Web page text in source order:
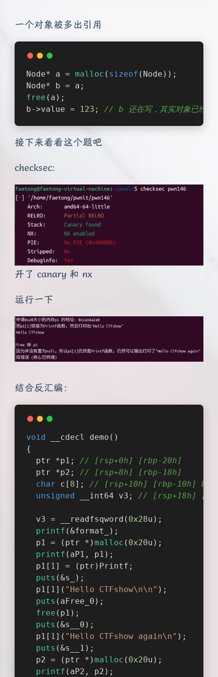
一个对象被多出引用
Node* a = malloc ( sizeof (Node));
Node* b = a;
free (a);
b->value =
123 ; // b 还在写，其实对象已经
接下来看看这个题吧
checksec:
开了 canary 和 nx
运行一下
结合反汇编：
void __cdecl demo ()
{
  ptr *p1;
// [rsp+0h] [rbp-20h]
  ptr *p2;
// [rsp+8h] [rbp-18h]
char c[ 8]; // [rsp+10h] [rbp-10h]
unsigned
__int64 v3; // [rsp+18h]
  v3 = __readfsqword(
0x28u);
printf (&format_);
  p1 = (ptr *)
malloc ( 0x20u);
printf (aP1, p1);
  p1[
1] = (ptr)Printf;
puts (&s_);
  p1[
1]( "Hello CTFshow\n\n" );
puts (aFree_0);
free (p1);
puts (&s__0);
  p1[
1]( "Hello CTFshow again\n" );
puts (&s__1);
  p2 = (ptr *)
malloc ( 0x20u);
printf (aP2, p2);